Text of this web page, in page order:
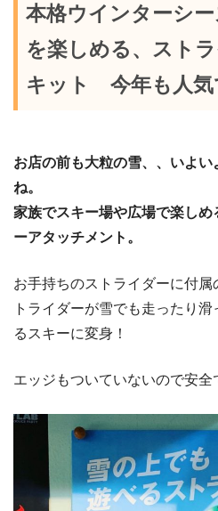
本格ウインターシ
を楽しめる、スト
キット 今年も人気
お店の前も大粒の雪、、いよ
ね。
家族でスキー場や広場で楽し
ーアタッチメント。
お手持ちのストライダーに付
トライダーが雪でも走ったり
るスキーに変身！
エッジもついていないので安全